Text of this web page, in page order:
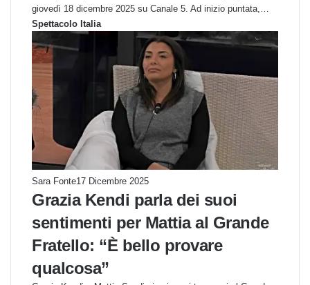
giovedì 18 dicembre 2025 su Canale 5. Ad inizio puntata,…
Spettacolo Italia
Sara Fonte17 Dicembre 2025
Grazia Kendi parla dei suoi
sentimenti per Mattia al Grande
Fratello: “È bello provare
qualcosa”